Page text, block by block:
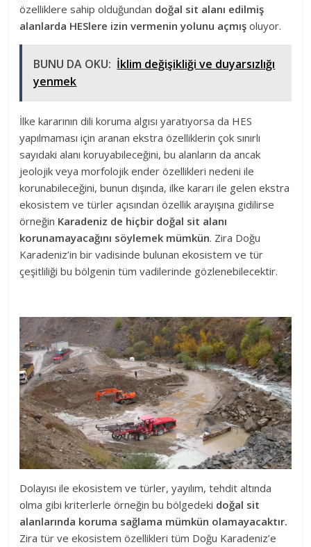
özelliklere sahip olduğundan doğal sit alanı edilmiş
alanlarda HESlere izin vermenin yolunu açmış oluyor.
BUNU DA OKU: İklim değişikliği ve duyarsızlığı
yenmek
İlke kararının dili koruma algısı yaratıyorsa da HES
yapılmaması için aranan ekstra özelliklerin çok sınırlı
sayıdaki alanı koruyabileceğini, bu alanların da ancak
jeolojik veya morfolojik ender özellikleri nedeni ile
korunabileceğini, bunun dışında, ilke kararı ile gelen ekstra
ekosistem ve türler açısından özellik arayışına gidilirse
örneğin Karadeniz de hiçbir doğal sit alanı
korunamayacağını söylemek mümkün. Zira Doğu
Karadeniz’in bir vadisinde bulunan ekosistem ve tür
çeşitliliği bu bölgenin tüm vadilerinde gözlenebilecektir.
Dolayısı ile ekosistem ve türler, yayılım, tehdit altında
olma gibi kriterlerle örneğin bu bölgedeki doğal sit
alanlarında koruma sağlama mümkün olamayacaktır.
Zira tür ve ekosistem özellikleri tüm Doğu Karadeniz’e